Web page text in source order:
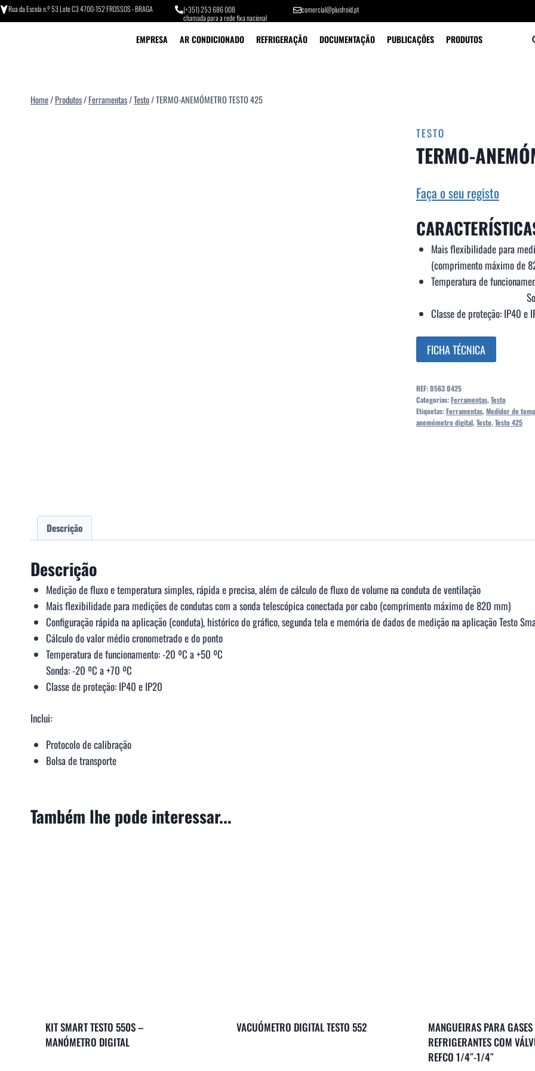
Rua da Escola n.º 53 Lote C3 4700-152 FROSSOS - BRAGA
(+351) 253 686 008
chamada para a rede fixa nacional
comercial@plusfroid.pt
EMPRESA AR CONDICIONADO REFRIGERAÇÃO DOCUMENTAÇÃO PUBLICAÇÕES PRODUTOS
Home/Produtos/Ferramentas/Testo/TERMO-ANEMÓMETRO TESTO 425
TESTO
TERMO-
Faça o seu registo
Mais flexibilidade para
(comprimento máximo de
Temperatura de
Sonda: -20
Classe de proteção: IP40 e
FICHA TÉCNICA
REF:0563 0425
Categorias:Ferramentas,Testo
Etiquetas:Ferramentas,Medidor de
anemómetro digital,Testo,Testo 425
Descrição
Descrição
Medição de fluxo e temperatura simples, rápida e precisa, além de cálculo de fluxo de volume na conduta de ventilação
Mais flexibilidade para medições de condutas com a sonda telescópica conectada por cabo (comprimento máximo de 820 mm)
Configuração rápida na aplicação (conduta), histórico do gráfico, segunda tela e memória de dados de medição na aplicação Testo
Cálculo do valor médio cronometrado e do ponto
Temperatura de funcionamento: -20 ºC a +50 ºC
Sonda: -20 ºC a +70 ºC
Classe de proteção: IP40 e IP20
Inclui:
Protocolo de calibração
Bolsa de transporte
Também lhe pode interessar...
KIT SMART TESTO 550S –
MANÓMETRO DIGITAL
VACUÓMETRO DIGITAL TESTO 552
MANGUEIRAS PARA GASES
REFRIGERANTES COM
REFCO 1/4″-1/4″